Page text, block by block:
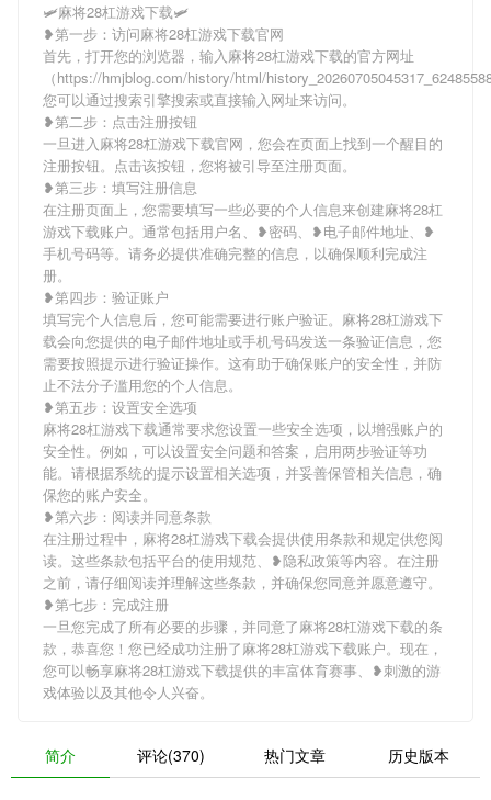
🛩麻将28杠游戏下载🛩
❥第一步：访问麻将28杠游戏下载官网
首先，打开您的浏览器，输入麻将28杠游戏下载的官方网址
（https://hmjblog.com/history/html/
您可以通过搜索引擎搜索或直接输入网址来访问。
❥第二步：点击注册按钮
一旦进入麻将28杠游戏下载官网，您会在页面上找到一个醒目的
注册按钮。点击该按钮，您将被引导至注册页面。
❥第三步：填写注册信息
在注册页面上，您需要填写一些必要的个人信息来创建麻将28杠
游戏下载账户。通常包括用户名、❥密码、❥电子邮件地址、❥
手机号码等。请务必提供准确完整的信息，以确保顺利完成注
册。
❥第四步：验证账户
填写完个人信息后，您可能需要进行账户验证。麻将28杠游戏下
载会向您提供的电子邮件地址或手机号码发送一条验证信息，您
需要按照提示进行验证操作。这有助于确保账户的安全性，并防
止不法分子滥用您的个人信息。
❥第五步：设置安全选项
麻将28杠游戏下载通常要求您设置一些安全选项，以增强账户的
安全性。例如，可以设置安全问题和答案，启用两步验证等功
能。请根据系统的提示设置相关选项，并妥善保管相关信息，确
保您的账户安全。
❥第六步：阅读并同意条款
在注册过程中，麻将28杠游戏下载会提供使用条款和规定供您阅
读。这些条款包括平台的使用规范、❥隐私政策等内容。在注册
之前，请仔细阅读并理解这些条款，并确保您同意并愿意遵守。
❥第七步：完成注册
一旦您完成了所有必要的步骤，并同意了麻将28杠游戏下载的条
款，恭喜您！您已经成功注册了麻将28杠游戏下载账户。现在，
您可以畅享麻将28杠游戏下载提供的丰富体育赛事、❥刺激的游
戏体验以及其他令人兴奋。
简介 评论(370) 热门文章 历史版本